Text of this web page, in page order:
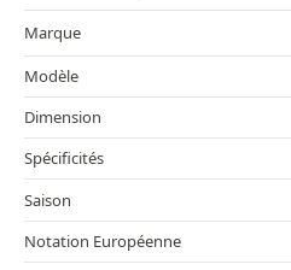
Marque
Modèle
Dimension
Spécificités
Saison
Notation Européenne